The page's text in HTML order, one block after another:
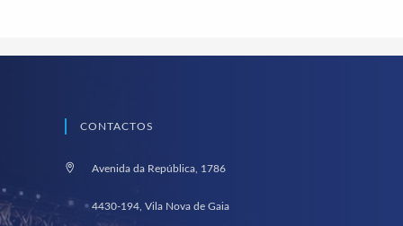
CONTACTOS
Avenida da República, 1786
4430-194, Vila Nova de Gaia